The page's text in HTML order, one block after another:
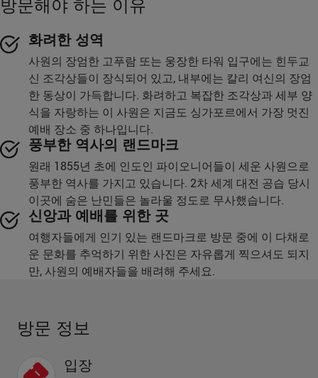
방문해야 하는 이유
화려한 성역
사원의 장엄한 고푸람 또는 웅장한 타워 입구에는 힌두교
신 조각상들이 장식되어 있고, 내부에는 칼리 여신의 장엄
한 동상이 가득합니다. 화려하고 복잡한 조각상과 세부 양
식을 자랑하는 이 사원은 지금도 싱가포르에서 가장 멋진
예배 장소 중 하나입니다.
풍부한 역사의 랜드마크
원래 1855년 초에 인도인 파이오니어들이 세운 사원으로
풍부한 역사를 가지고 있습니다. 2차 세계 대전 공습 당시
이곳에 숨은 난민들은 놀라울 정도로 무사했습니다.
신앙과 예배를 위한 곳
여행자들에게 인기 있는 랜드마크로 방문 중에 이 다채로
운 문화를 추억하기 위한 사진은 자유롭게 찍으셔도 되지
만, 사원의 예배자들을 배려해 주세요.
방문 정보
입장